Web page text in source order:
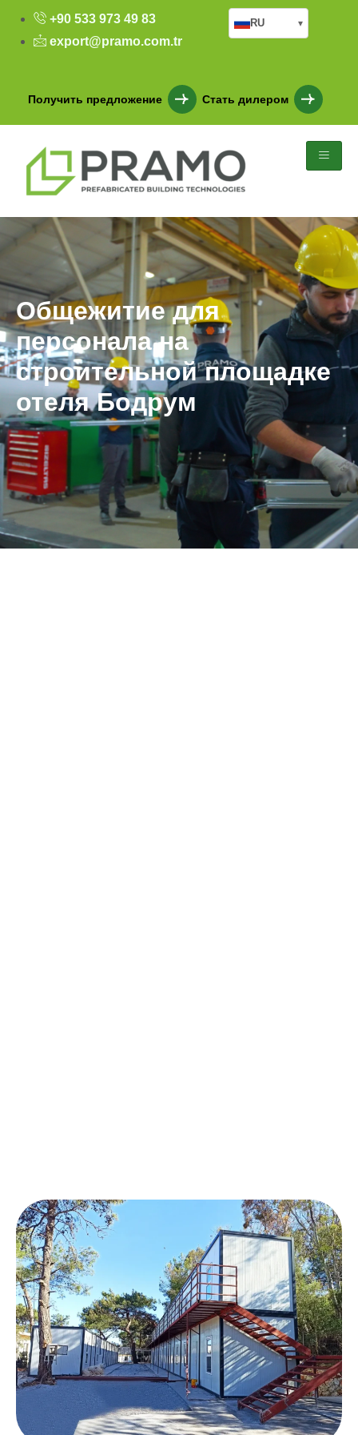
+90 533 973 49 83
export@pramo.com.tr
Получить предложение Стать дилером
RU ▾
Общежитие для
персонала на
строительной площадке
отеля Бодрум